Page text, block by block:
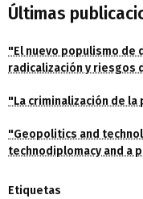
Últimas
"El nuevo populismo de
radicalización y riesgos
"La criminalización de
"Geopolitics and
technodiplomacy and a
Etiquetas